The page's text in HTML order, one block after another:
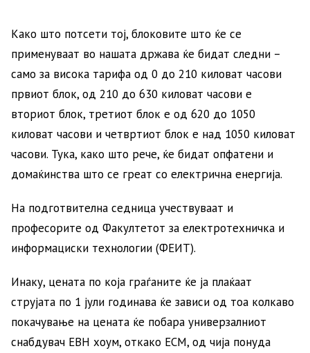
Како што потсети тој, блоковите што ќе се
применуваат во нашата држава ќе бидат следни –
само за висока тарифа од 0 до 210 киловат часови
првиот блок, од 210 до 630 киловат часови е
вториот блок, третиот блок е од 620 до 1050
киловат часови и четвртиот блок е над 1050 киловат
часови. Тука, како што рече, ќе бидат опфатени и
домаќинства што се греат со електрична енергија.
На подготвителна седница учествуваат и
професорите од Факултетот за електротехничка и
информациски технологии (ФЕИТ).
Инаку, цената по која граѓаните ќе ја плаќаат
струјата по 1 јули годинава ќе зависи од тоа колкаво
покачување на цената ќе побара универзалниот
снабдувач ЕВН хоум, откако ЕСМ, од чија понуда